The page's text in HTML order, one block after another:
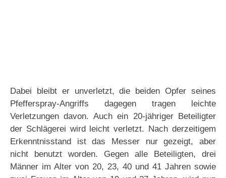
Dabei bleibt er unverletzt, die beiden Opfer seines
Pfefferspray-Angriffs dagegen tragen leichte
Verletzungen davon. Auch ein 20-jähriger Beteiligter
der Schlägerei wird leicht verletzt. Nach derzeitigem
Erkenntnisstand ist das Messer nur gezeigt, aber
nicht benutzt worden. Gegen alle Beteiligten, drei
Männer im Alter von 20, 23, 40 und 41 Jahren sowie